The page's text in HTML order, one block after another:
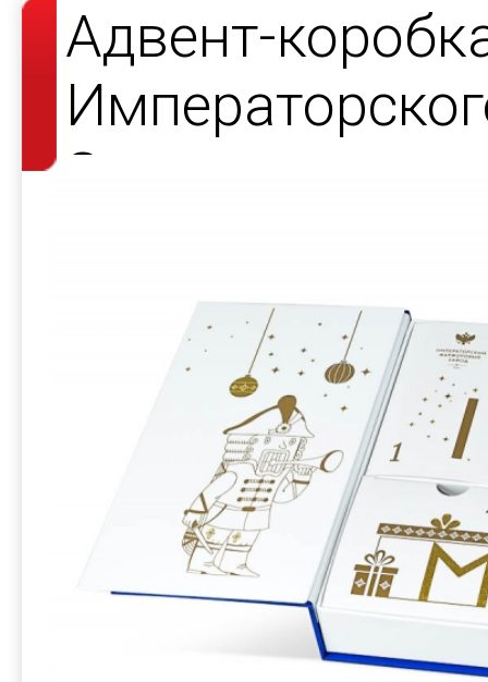
Адвент-
Завода